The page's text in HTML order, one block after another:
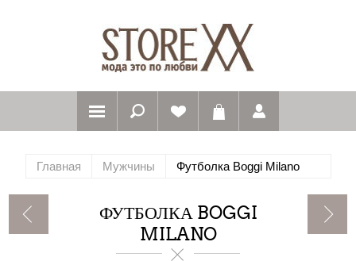
Главная Мужчины Футболка Boggi Milano
ФУТБОЛКА BOGGI
MILANO